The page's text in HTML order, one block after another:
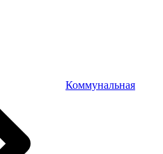
Коммунальная